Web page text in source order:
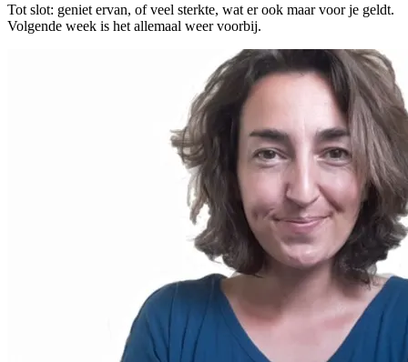
Tot slot: geniet ervan, of veel sterkte, wat er ook maar voor je geldt.
Volgende week is het allemaal weer voorbij.